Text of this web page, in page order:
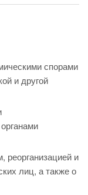
спорами
и другой
и
лиц, а также о